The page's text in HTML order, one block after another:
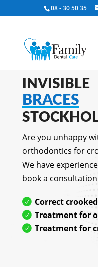
08 - 30 50 35
INVISIBLE
BRACES
Are you unhappy
orthodontics for
We have
book a
Correct
Treatment for
Treatment for